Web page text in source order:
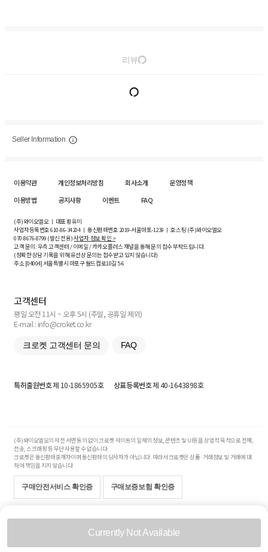
Currently Not Available
리뷰
Seller Information
이용약관 개인정보처리방침 회사소개
운영정책
이용방법
공지사항 이벤트 FAQ
(주)와이오엘오 ㅣ 대표 황유미
사업자등록번호610-86-34204ㅣ 통신판매번호 2019-서울마포-1239 ㅣ 호스팅 (주)와이오엘오
070-8676-8799 (발신 전용)사업자 정보 확인 >
고객 문의: 우측 고객센터 / 이메일 / 카카오플러스 채널을 통해 문의 접수 부탁드립니다.
(정확한 상담 기록을 위해 유선상 문의는 접수받고 있지 않습니다)
주소 [04004] 서울특별시 마포구 월드컵로10길5-6
고객센터
평일 오전 11시 ~ 오후 5시 (주말, 공휴일 제외)
E-mail : info@croket.co.kr
크로켓 고객센터 문의 FAQ
특허출원번호제 10-1865905호 상표등록번호제 40-1643898호
(주)와이오엘오의 사전 서면 동의 없이 크로켓 사이트의 일체의 정보, 콘텐츠 및 UI등을 상업적 목적으로 전재,
전송, 스크래핑 등 무단 사용할 수 없습니다.
크로켓은 통신판매중개자이며 통신판매의 당사자가 아닙니다. 따라서 크로켓은 상품·거래정보 및 거래에 대
하여 책임을 지지 않습니다.
구매안전서비스 확인증 구매보증보험 확인증